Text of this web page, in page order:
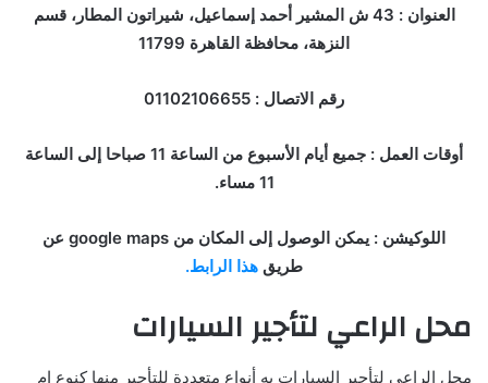
العنوان : 43 ش المشير أحمد إسماعيل، شيراتون المطار، قسم
النزهة، محافظة القاهرة 11799
رقم الاتصال : 01102106655
أوقات العمل : جميع أيام الأسبوع من الساعة 11 صباحا إلى الساعة
11 مساء.
اللوكيشن : يمكن الوصول إلى المكان من google maps عن
طريق هذا الرابط.
محل الراعي لتأجير السيارات
محل الراعي لتأجير السيارات به أنواع متعددة للتأجير منها كنوع ام